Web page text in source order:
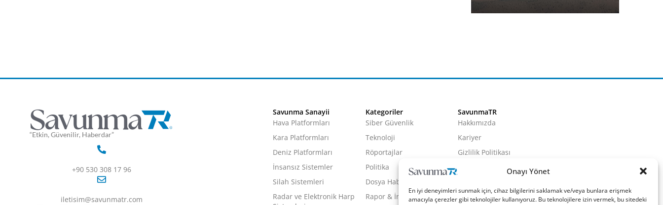
Onayı Yönet
En iyi deneyimleri sunmak için, cihaz bilgilerini saklamak ve/veya bunlara erişmek
amacıyla çerezler gibi teknolojiler kullanıyoruz. Bu teknolojilere izin vermek, bu sitedeki
“Etkin, Güvenilir, Haberdar”
+90 530 308 17 96
iletisim@savunmatr.com
Savunma Sanayii
Hava Platformları
Kara Platformları
Deniz Platformları
İnsansız Sistemler
Silah Sistemleri
Radar ve Elektronik Harp
Kategoriler
Siber Güvenlik
Teknoloji
Röportajlar
Politika
Dosya Haber
Rapor & İnfografik
SavunmaTR
Hakkımızda
Kariyer
Gizlilik Politikası